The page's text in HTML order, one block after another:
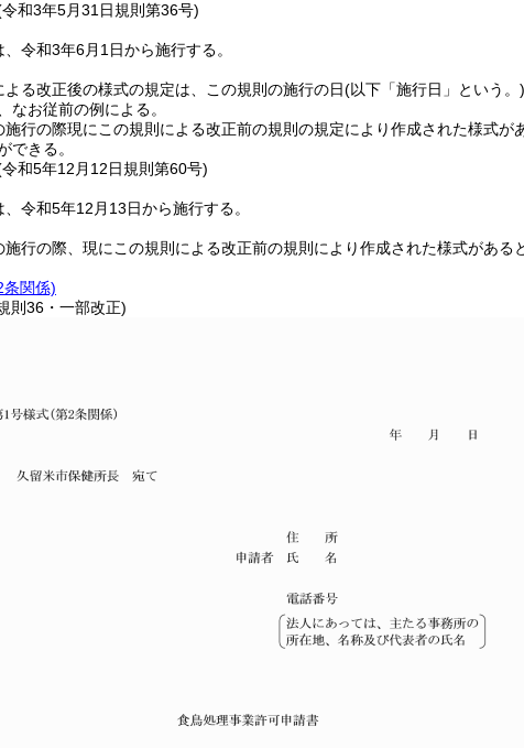
和3年5月31日規則第36号)
、令和3年6月1日から施行する。
よる改正後の様式の規定は、この規則の施行の日(以下「施行日」という。)
なお従前の例による。
施行の際現にこの規則による改正前の規則の規定により作成された様式
できる。
和5年12月12日規則第60号)
、令和5年12月13日から施行する。
施行の際、現にこの規則による改正前の規則により作成された様式があ
条関係)
則36・一部改正)